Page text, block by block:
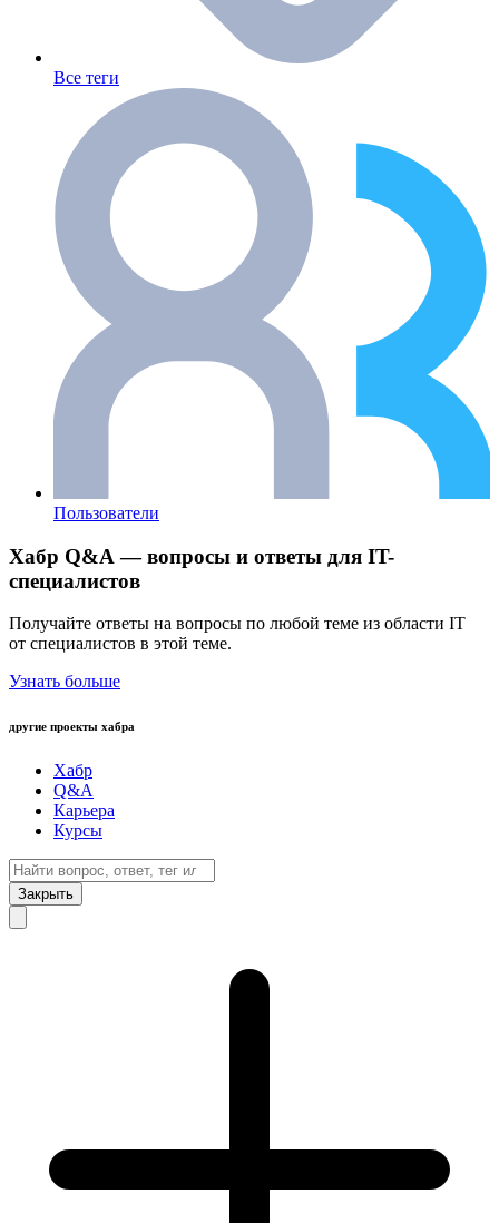
Все теги
Пользователи
Хабр Q&A — вопросы и ответы для IT-
специалистов
Получайте ответы на вопросы по любой теме из области IT
от специалистов в этой теме.
Узнать больше
другие проекты хабра
Хабр
Q&A
Карьера
Курсы
Закрыть